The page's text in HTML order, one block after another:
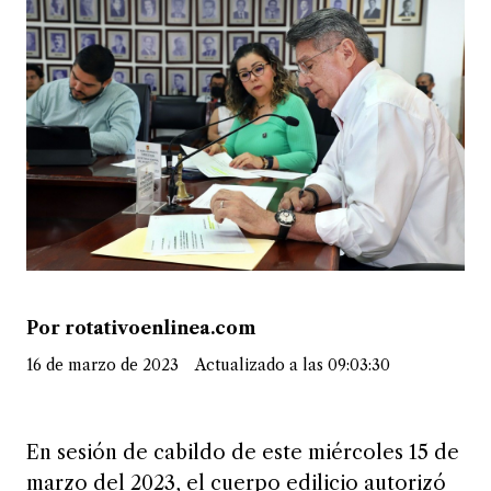
Por rotativoenlinea.com
16 de marzo de 2023 Actualizado a las 09:03:30
En sesión de cabildo de este miércoles 15 de
marzo del 2023, el cuerpo edilicio autorizó